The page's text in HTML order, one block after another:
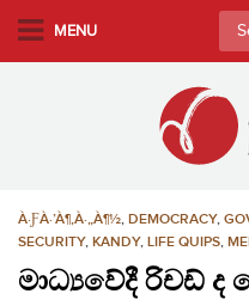
MENU
for:
À·ƑÀ·’À¶‚À·„À¶½, DEMOCRACY,
SECURITY, KANDY, LIFE QUIPS,
මාධ්‍යවේදී රිචඩ්